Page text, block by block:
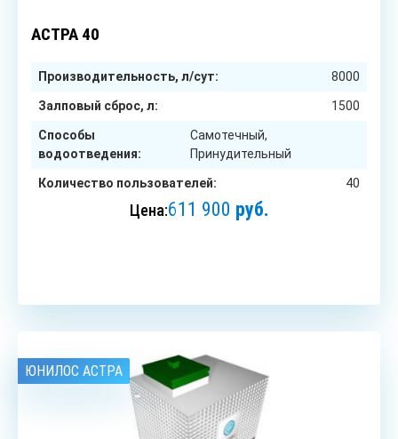
АСТРА 40
Производительность, л/сут: 8000
Залповый сброс, л: 1500
Способы
водоотведения:
Самотечный,
Принудительный
Количество пользователей: 40
Цена:611 900 руб.
ЮНИЛОС АСТРА